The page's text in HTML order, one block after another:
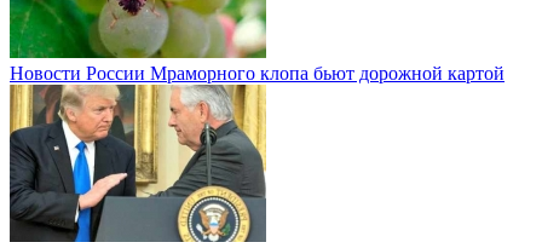
Новости России Мраморного клопа бьют дорожной картой